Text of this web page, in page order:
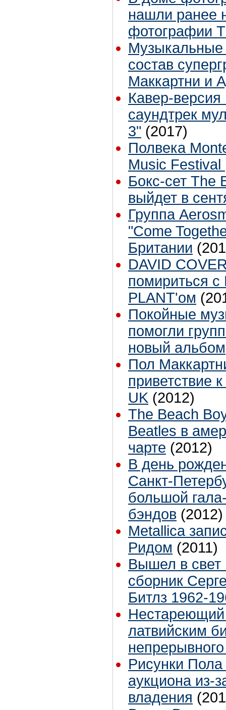
нашли ранее
фотографии
состав
Маккартни и
Кавер-
саундтрек
3" (2017)
Полвека
Music Festival
Бокс-сет The
выйдет в
Группа
"Come
Британии
DAVID
помириться
PLANT'ом
Покойные
помогли
новый альбом
Пол
приветствие
UK (2012)
The Beach
Beatles в
чарте (2012)
В день
Санкт-
большой
бэндов (2012)
Metallica
Ридом (2011)
Вышел в свет
сборник
Битлз 1962-
Нестареющий
латвийским
Рисунки
аукциона из-
владения